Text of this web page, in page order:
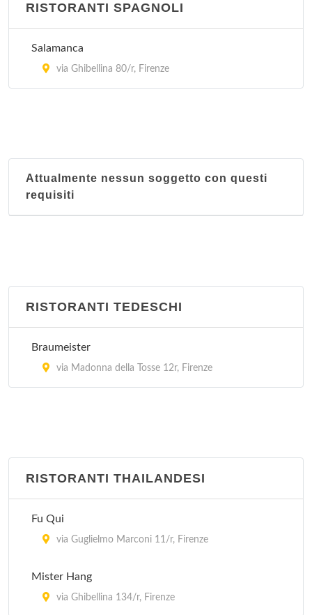
RISTORANTI SPAGNOLI
Salamanca
via Ghibellina 80/r, Firenze
Attualmente nessun soggetto con questi
requisiti
RISTORANTI TEDESCHI
Braumeister
via Madonna della Tosse 12r, Firenze
RISTORANTI THAILANDESI
Fu Qui
via Guglielmo Marconi 11/r, Firenze
Mister Hang
via Ghibellina 134/r, Firenze